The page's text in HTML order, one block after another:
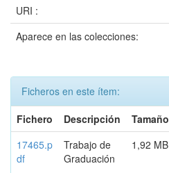
URI :
Aparece en las colecciones:
Ficheros en este ítem:
Fichero
Descripción Tamaño
17465.p
df
Trabajo de
Graduación
1,92 MB